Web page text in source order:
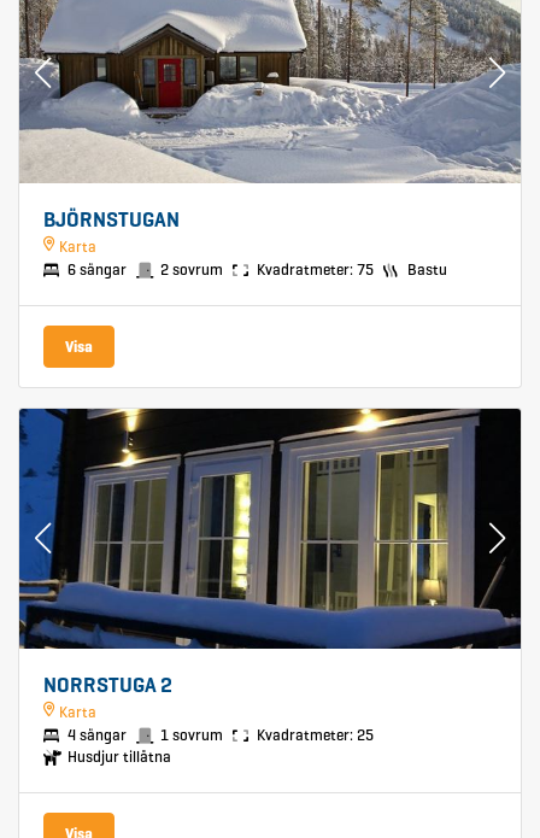
BJÖRNSTUGAN
Karta
6 sängar 2 sovrum Kvadratmeter: 75 Bastu
Visa
NORRSTUGA 2
Karta
4 sängar 1 sovrum
Kvadratmeter: 25
Husdjur tillåtna
Visa